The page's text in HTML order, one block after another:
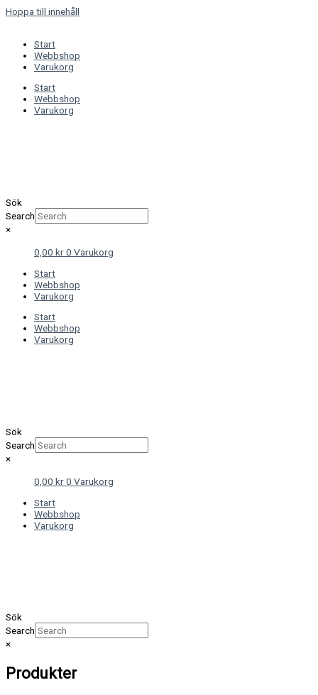
Hoppa till innehåll
Start
Webbshop
Varukorg
Start
Webbshop
Varukorg
Sök
Search
×
0,00 kr0 Varukorg
Start
Webbshop
Varukorg
Start
Webbshop
Varukorg
Sök
Search
×
0,00 kr0 Varukorg
Start
Webbshop
Varukorg
Sök
Search
×
Produkter